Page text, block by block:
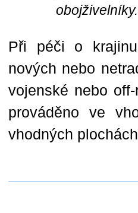
Při péči o
nových nebo
vojenské nebo
prováděno ve
vhodných